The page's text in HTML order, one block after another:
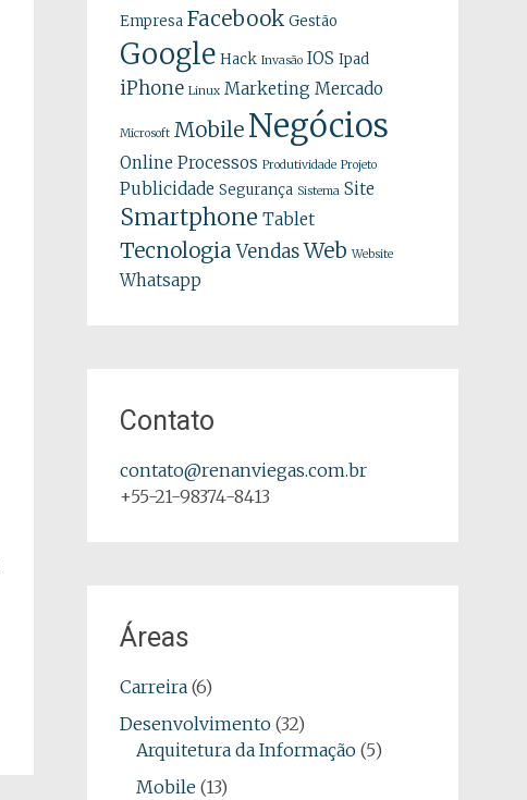
Empresa Facebook Gestão
Google Hack Invasão IOS Ipad
iPhone Linux Marketing Mercado
Microsoft Mobile Negócios
Online Processos Produtividade Projeto
Publicidade Segurança Sistema Site
Smartphone Tablet
TecnologiaVendasWeb Website
Whatsapp
Contato
contato@renanviegas.com.br
+55-21-98374-8413
Áreas
Carreira(6)
Desenvolvimento(32)
Arquitetura da Informação(5)
Mobile (13)